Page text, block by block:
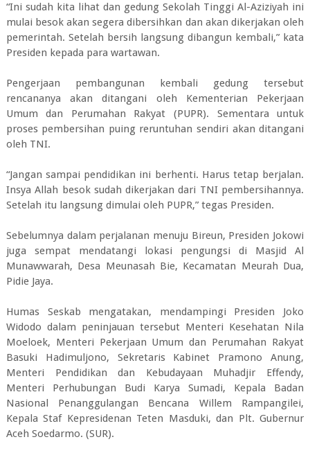
“Ini sudah kita lihat dan gedung Sekolah Tinggi Al-Aziziyah ini
mulai besok akan segera dibersihkan dan akan dikerjakan oleh
pemerintah. Setelah bersih langsung dibangun kembali,” kata
Presiden kepada para wartawan.
Pengerjaan pembangunan kembali gedung tersebut
rencananya akan ditangani oleh Kementerian Pekerjaan
Umum dan Perumahan Rakyat (PUPR). Sementara untuk
proses pembersihan puing reruntuhan sendiri akan ditangani
oleh TNI.
“Jangan sampai pendidikan ini berhenti. Harus tetap berjalan.
Insya Allah besok sudah dikerjakan dari TNI pembersihannya.
Setelah itu langsung dimulai oleh PUPR,” tegas Presiden.
Sebelumnya dalam perjalanan menuju Bireun, Presiden Jokowi
juga sempat mendatangi lokasi pengungsi di Masjid Al
Munawwarah, Desa Meunasah Bie, Kecamatan Meurah Dua,
Pidie Jaya.
Humas Seskab mengatakan, mendampingi Presiden Joko
Widodo dalam peninjauan tersebut Menteri Kesehatan Nila
Moeloek, Menteri Pekerjaan Umum dan Perumahan Rakyat
Basuki Hadimuljono, Sekretaris Kabinet Pramono Anung,
Menteri Pendidikan dan Kebudayaan Muhadjir Effendy,
Menteri Perhubungan Budi Karya Sumadi, Kepala Badan
Nasional Penanggulangan Bencana Willem Rampangilei,
Kepala Staf Kepresidenan Teten Masduki, dan Plt. Gubernur
Aceh Soedarmo. (SUR).